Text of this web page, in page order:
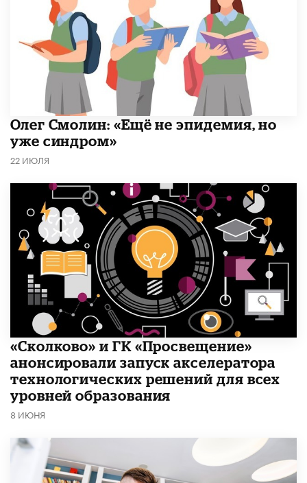
​Олег Смолин: «Ещё не эпидемия, но
уже синдром»
22 ИЮЛЯ
«Сколково» и ГК «Просвещение»
анонсировали запуск акселератора
технологических решений для всех
уровней образования
8 ИЮНЯ